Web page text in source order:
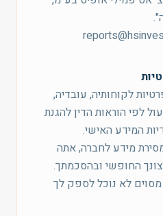
לקוחותיה, עובדיה,
לפי הוראות הדין להגנת
המידע האישי.
מידע לחברה, אתה
החופשי ובהסכמתך.
מסוים לא נוכל לספק לך